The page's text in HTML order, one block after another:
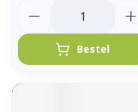
Bestel